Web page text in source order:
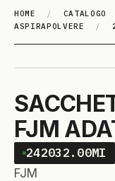
HOME / CATALOGO
ASPIRAPOLVERE
/
FJM
242032.00MI
FJM